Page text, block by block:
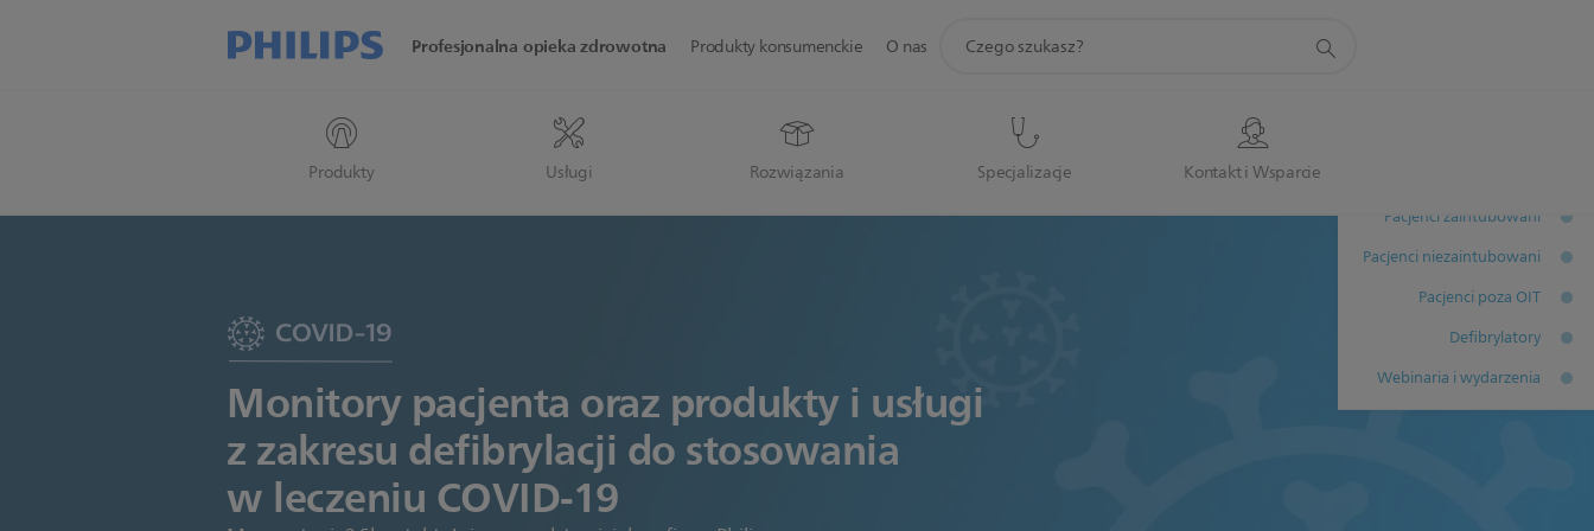
Profesjonalna opieka zdrowotna
Produkty Usługi Rozwiązania Specjalizacje Kontakt i Wsparcie
Produkty konsumenckie O nas
wsparcie
Pacjenci zaintubowani
Pacjenci niezaintubowani
Pacjenci poza OIT
Defibrylatory
Webinaria i wydarzenia
Monitory pacjenta oraz produkty i usługi
z zakresu defibrylacji do stosowania
w leczeniu COVID-19